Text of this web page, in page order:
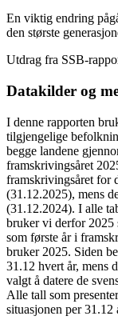
En viktig endring
den største
Utdrag fra SSB-
Datakilder og
I denne rapporten
tilgjengelige
begge landene
framskrivingsåret
framskrivingsåret for
(31.12.2025), mens
(31.12.2024). I alle
bruker vi derfor 2025
som første år i
bruker 2025. Siden
31.12 hvert år, mens
valgt å datere de
Alle tall som
situasjonen per 31.12